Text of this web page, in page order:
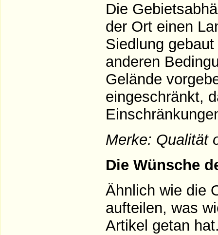
Die
der Ort einen
Siedlung
anderen
Gelände
eingeschränkt,
Merke: Qualität
Die Wünsche
Ähnlich wie die
aufteilen, was
Artikel getan